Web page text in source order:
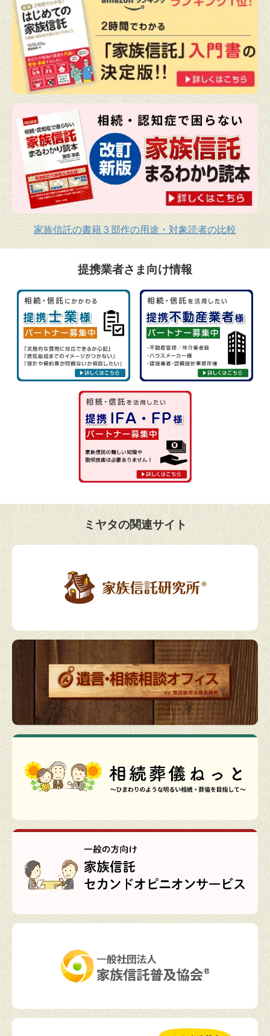
家族信託の書籍３部作の用途・対象読者の比較
提携業者さま向け情報
ミヤタの関連サイト